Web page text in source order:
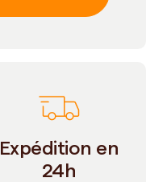
Expédition en
24h